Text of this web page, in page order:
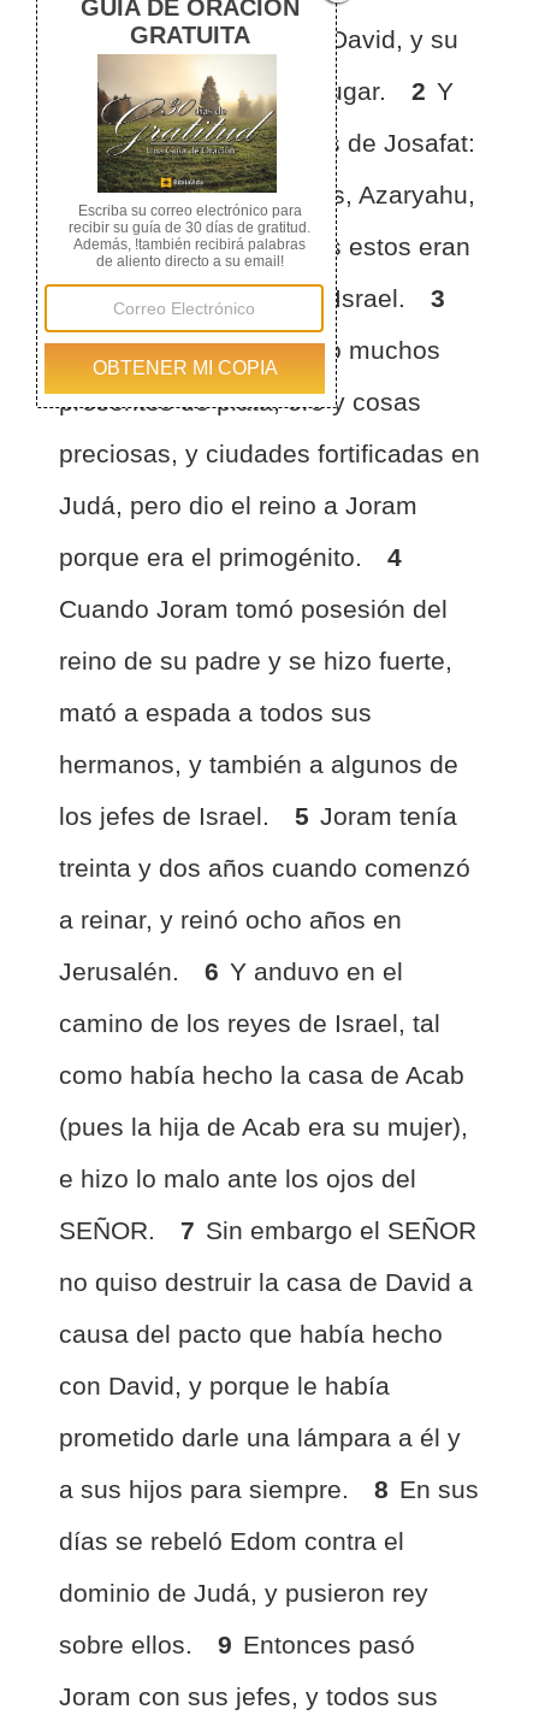
padres en la ciudad de David, y su
hijo Joram reinó en su lugar.
2 Y
tuvo hermanos, los hijos de Josafat:
Azarías, Jehiel, Zacarías, Azaryahu,
Micael y Sefatías. Todos estos eran
hijos de Josafat, rey de Israel.
3
Su padre les había dado muchos
presentes de plata, oro y cosas
preciosas, y ciudades fortificadas en
Judá, pero dio el reino a Joram
porque era el primogénito.
4
Cuando Joram tomó posesión del
reino de su padre y se hizo fuerte,
mató a espada a todos sus
hermanos, y también a algunos de
los jefes de Israel.
5 Joram tenía
treinta y dos años cuando comenzó
a reinar, y reinó ocho años en
Jerusalén.
6 Y anduvo en el
camino de los reyes de Israel, tal
como había hecho la casa de Acab
(pues la hija de Acab era su mujer),
e hizo lo malo ante los ojos del
SEÑOR.
7 Sin embargo el SEÑOR
no quiso destruir la casa de David a
causa del pacto que había hecho
con David, y porque le había
prometido darle una lámpara a él y
a sus hijos para siempre.
8 En sus
días se rebeló Edom contra el
dominio de Judá, y pusieron rey
sobre ellos.
9 Entonces pasó
Joram con sus jefes, y todos sus